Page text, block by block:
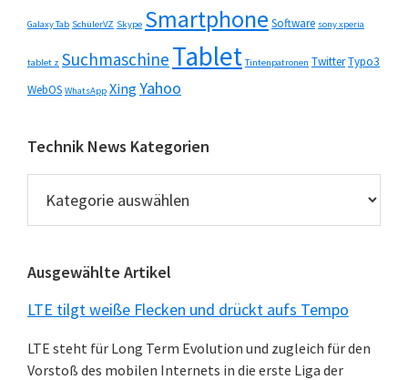
Galaxy Tab SchülerVZ Skype Smartphone Software sony xperia
tablet z Suchmaschine Tablet Tintenpatronen TwitterTypo3
WebOS WhatsApp XingYahoo
Technik News Kategorien
News
Kategorien
Ausgewählte Artikel
LTE tilgt weiße Flecken und drückt aufs Tempo
LTE steht für Long Term Evolution und zugleich für den
Vorstoß des mobilen Internets in die erste Liga der